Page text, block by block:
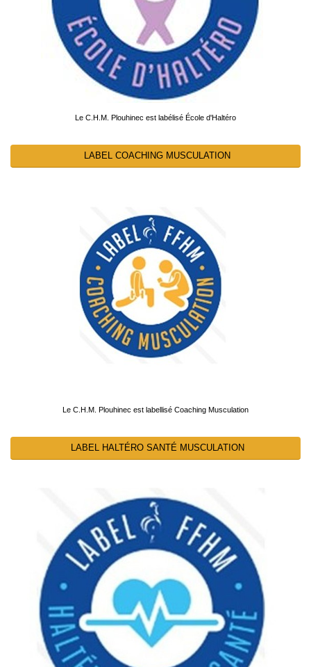
Le C.H.M. Plouhinec est labélisé École d'Haltéro
LABEL COACHING MUSCULATION
Le C.H.M. Plouhinec est labellisé Coaching Musculation
LABEL HALTÉRO SANTÉ MUSCULATION